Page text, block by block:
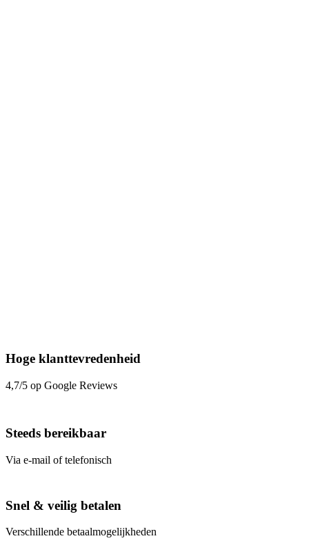
Hoge klanttevredenheid
4,7/5 op Google Reviews
Steeds bereikbaar
Via e-mail of telefonisch
Snel & veilig betalen
Verschillende betaalmogelijkheden